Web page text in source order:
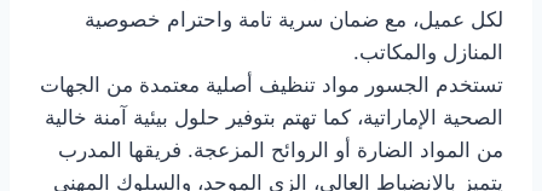
لكل عميل، مع ضمان سرية تامة واحترام خصوصية
المنازل والمكاتب.
تستخدم الجسور مواد تنظيف أصلية معتمدة من الجهات
الصحية الإماراتية، كما تهتم بتوفير حلول بيئية آمنة خالية
من المواد الضارة أو الروائح المزعجة. فريقها المدرب
يتميز بالانضباط العالي، الزي الموحد، والسلوك المهني